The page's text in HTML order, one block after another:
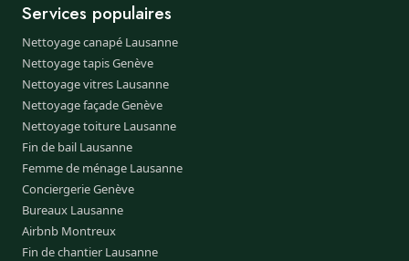
Services populaires
Nettoyage canapé Lausanne
Nettoyage tapis Genève
Nettoyage vitres Lausanne
Nettoyage façade Genève
Nettoyage toiture Lausanne
Fin de bail Lausanne
Femme de ménage Lausanne
Conciergerie Genève
Bureaux Lausanne
Airbnb Montreux
Fin de chantier Lausanne